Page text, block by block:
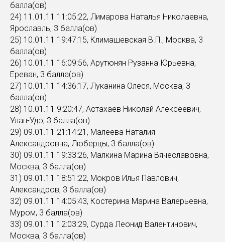
балла(ов)
24) 11.01.11 11:05:22, Лимарова Наталья Николаевна,
Ярославль, 3 балла(ов)
25) 10.01.11 19:47:15, Климашевская В.П., Москва, 3
балла(ов)
26) 10.01.11 16:09:56, Арутюнян Рузанна Юрьевна,
Ереван, 3 балла(ов)
27) 10.01.11 14:36:17, Луканина Олеся, Москва, 3
балла(ов)
28) 10.01.11 9:20:47, Астахаев Николай Алексеевич,
Улан-Удэ, 3 балла(ов)
29) 09.01.11 21:14:21, Малеева Наталия
Александровна, Люберцы, 3 балла(ов)
30) 09.01.11 19:33:26, Малкина Марина Вячеславовна,
Москва, 3 балла(ов)
31) 09.01.11 18:51:22, Мокров Илья Павлович,
Александров, 3 балла(ов)
32) 09.01.11 14:05:43, Костерина Марина Валерьевна,
Муром, 3 балла(ов)
33) 09.01.11 12:03:29, Сурда Леонид Валентинович,
Москва, 3 балла(ов)